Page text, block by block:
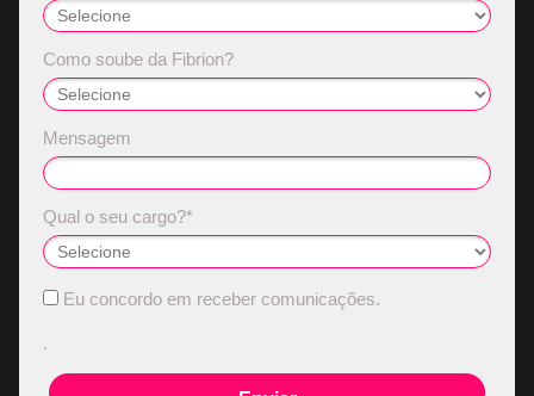
Como soube da Fibrion?
Mensagem
Qual o seu cargo?*
Eu concordo em receber comunicações.
.